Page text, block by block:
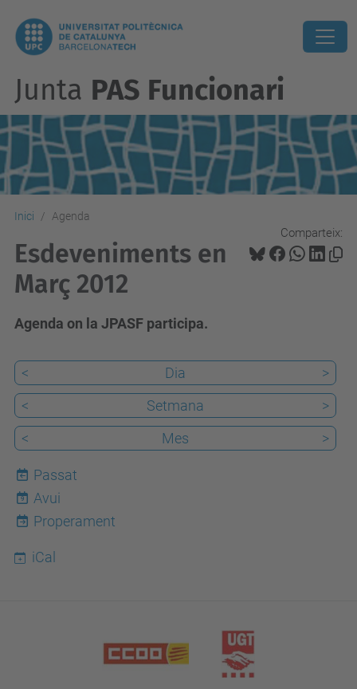
Junta PAS Funcionari
Inici Agenda
Comparteix:
Esdeveniments en
Març 2012
Agenda on la JPASF participa.
< Dia
>
<
Setmana
>
<
Mes >
Passat
9
Avui
Properament
iCal